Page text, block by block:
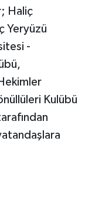
Haliç
Yeryüzü
-
Kulübü